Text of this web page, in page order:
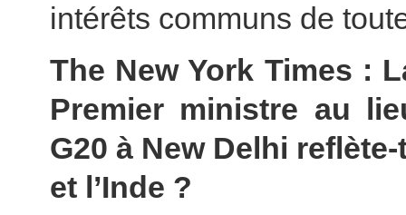
intérêts communs de
The New York Times :
Premier ministre au
G20 à New Delhi
et l’Inde ?